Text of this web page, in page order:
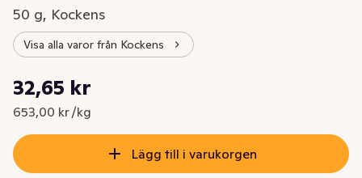
50 g, Kockens
Visa alla varor från Kockens
Nuvarande pris är: 32,65 kr
32,65 kr
653,00 kr /kg
Styckpris: 653,00 kr /kg
Lägg till i varukorgen